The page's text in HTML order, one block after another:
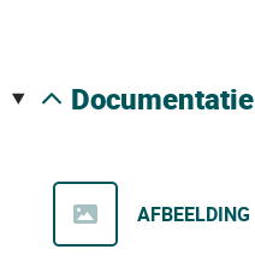
documentatie
AFBEELDING